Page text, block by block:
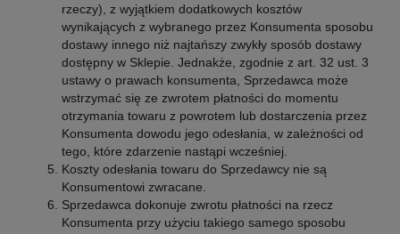
rzeczy), z wyjątkiem dodatkowych kosztów
wynikających z wybranego przez Konsumenta sposobu
dostawy innego niż najtańszy zwykły sposób dostawy
dostępny w Sklepie. Jednakże, zgodnie z art. 32 ust. 3
ustawy o prawach konsumenta, Sprzedawca może
wstrzymać się ze zwrotem płatności do momentu
otrzymania towaru z powrotem lub dostarczenia przez
Konsumenta dowodu jego odesłania, w zależności od
tego, które zdarzenie nastąpi wcześniej.
Koszty odesłania towaru do Sprzedawcy nie są
Konsumentowi zwracane.
Sprzedawca dokonuje zwrotu płatności na rzecz
Konsumenta przy użyciu takiego samego sposobu